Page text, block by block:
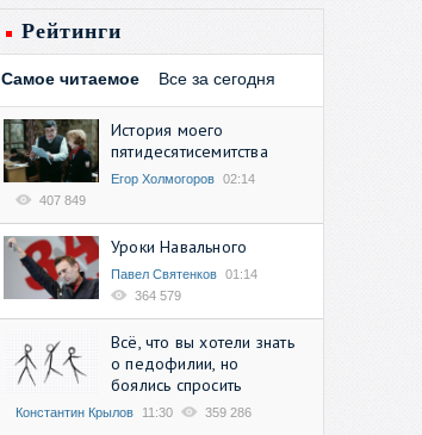
Рейтинги
Самое читаемое Все за сегодня
История моего
пятидесятисемитства
Егор Холмогоров 02:14
407 849
Уроки Навального
Павел Святенков 01:14
364 579
Всё, что вы хотели знать
о педофилии, но
боялись спросить
Константин Крылов 11:30 359 286